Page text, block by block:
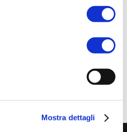
Mostra dettagli
B-Plas offre una soluzione
il volume e
materia prima.